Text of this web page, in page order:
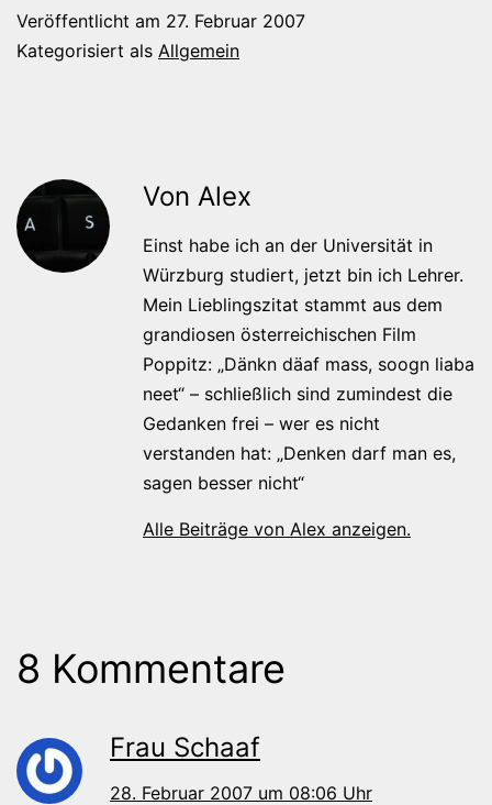
Veröffentlicht am 27. Februar 2007
Kategorisiert als Allgemein
Von Alex
Einst habe ich an der Universität in
Würzburg studiert, jetzt bin ich Lehrer.
Mein Lieblingszitat stammt aus dem
grandiosen österreichischen Film
Poppitz: „Dänkn däaf mass, soogn liaba
neet“ – schließlich sind zumindest die
Gedanken frei – wer es nicht
verstanden hat: „Denken darf man es,
sagen besser nicht“
Alle Beiträge von Alex anzeigen.
8 Kommentare
Frau Schaaf
28. Februar 2007 um 08:06 Uhr